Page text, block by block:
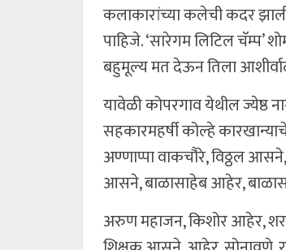
कलाकारांच्या कलेची कदर
पाहिजे. ‘सारेगम लिटिल चॅम्प’
बहुमूल्य मत देऊन तिला
यावेळी कोपरगाव येथील ज्येष्ठ
सहकारमहर्षी कोल्हे
अण्णाप्पा वाकचौरे, विठ्ठल
आसने, बाळासाहेब आहेर,
अरुण महाजन, किशोर आहेर,